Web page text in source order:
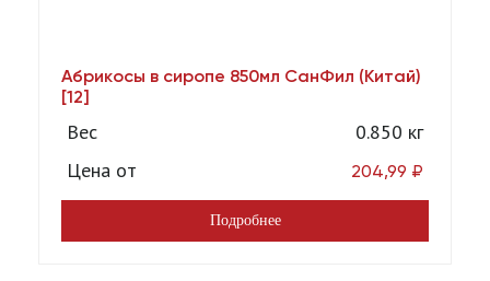
Абрикосы в сиропе 850мл СанФил (Китай)
[12]
Вес
0.850 кг
Цена от
204,99 ₽
Подробнее